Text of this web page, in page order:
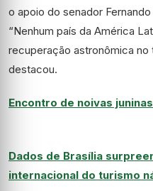
o apoio do senador
“Nenhum país da América
recuperação astronômica no
destacou.
Encontro de noivas
Dados de Brasília
internacional do turismo